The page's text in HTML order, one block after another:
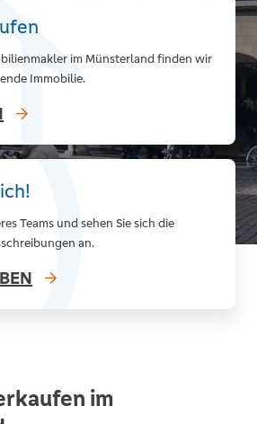
im Münsterland finden wir
Immobilie.
Teams und sehen Sie sich die
an.
im